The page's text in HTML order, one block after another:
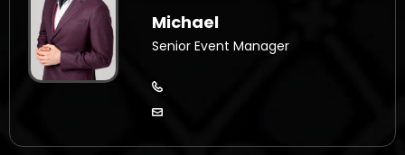
Michael
Senior Event Manager